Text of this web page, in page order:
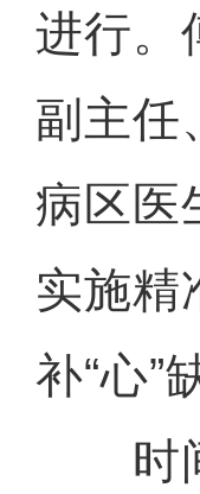
进行。
副主任
病区医
实施精
补“心”
时间